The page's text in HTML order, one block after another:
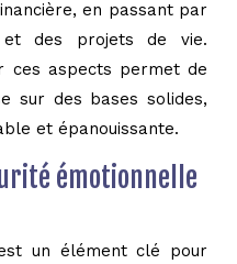
en passant par
et des projets de vie.
ces aspects permet de
sur des bases solides,
et épanouissante.
émotionnelle
un élément clé pour